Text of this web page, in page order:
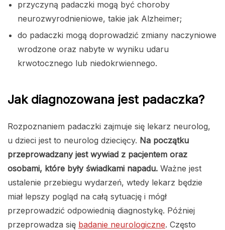
przyczyną padaczki mogą być choroby
neurozwyrodnieniowe, takie jak Alzheimer;
do padaczki mogą doprowadzić zmiany naczyniowe
wrodzone oraz nabyte w wyniku udaru
krwotocznego lub niedokrwiennego.
Jak diagnozowana jest padaczka?
Rozpoznaniem padaczki zajmuje się lekarz neurolog,
u dzieci jest to neurolog dziecięcy. Na początku
przeprowadzany jest wywiad z pacjentem oraz
osobami, które były świadkami napadu. Ważne jest
ustalenie przebiegu wydarzeń, wtedy lekarz będzie
miał lepszy pogląd na całą sytuację i mógł
przeprowadzić odpowiednią diagnostykę. Później
przeprowadza się badanie neurologiczne. Często